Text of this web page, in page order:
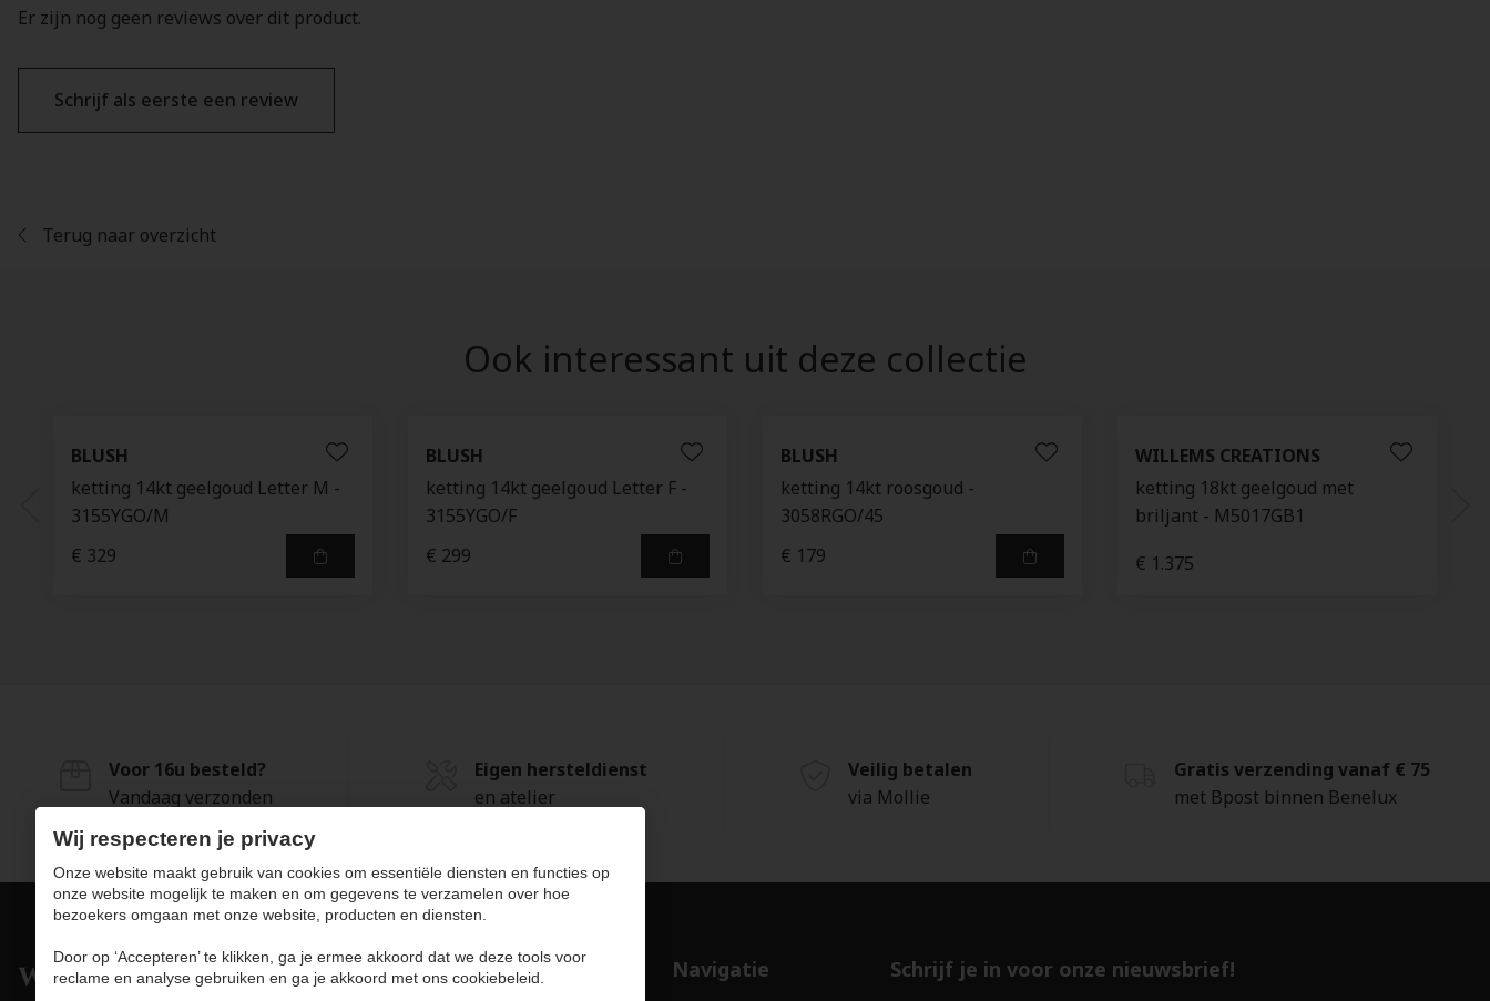
Er zijn nog geen reviews over dit product.
Schrijf als eerste een review
Terug naar overzicht
Ook interessant uit deze collectie
BLUSH
ketting 14kt geelgoud Letter M -
3155YGO/M
€ 329
BLUSH
ketting 14kt geelgoud Letter F -
3155YGO/F
€ 299
BLUSH
ketting 14kt roosgoud -
3058RGO/45
€ 179
WILLEMS CREATIONS
ketting 18kt geelgoud met
briljant - M5017GB1
€ 1.375
Voor 16u besteld?
Vandaag verzonden
Eigen hersteldienst
en atelier
Veilig betalen
via Mollie
Gratis verzending vanaf € 75
met Bpost binnen Benelux
Producten Navigatie Schrijf je in voor onze nieuwsbrief!
Wij respecteren je privacy
Onze website maakt gebruik van cookies om essentiële diensten en functies op
onze website mogelijk te maken en om gegevens te verzamelen over hoe
bezoekers omgaan met onze website, producten en diensten.
Door op ‘Accepteren’ te klikken, ga je ermee akkoord dat we deze tools voor
reclame en analyse gebruiken en ga je akkoord met ons cookiebeleid.